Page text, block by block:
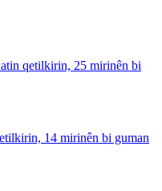
qetilkirin, 25 mirinên bi
14 mirinên bi guman